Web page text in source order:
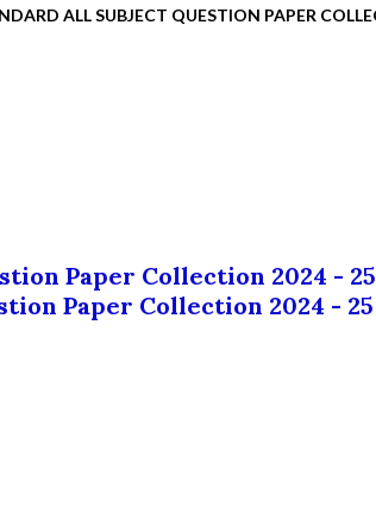
ALL SUBJECT QUESTION PAPER
Paper Collection 2024 - 25
Paper Collection 2024 - 25